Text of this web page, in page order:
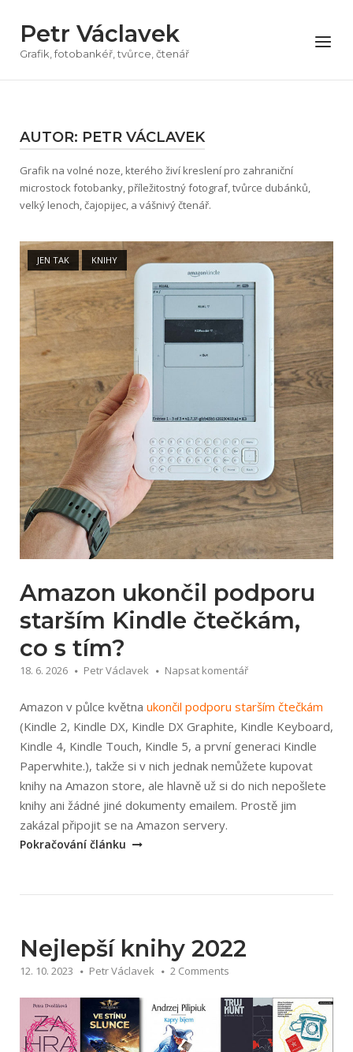
obsah
Petr Václavek
Grafik, fotobankéř, tvůrce, čtenář
Menu
AUTOR: PETR VÁCLAVEK
Grafik na volné noze, kterého živí kreslení pro zahraniční
microstock fotobanky, příležitostný fotograf, tvůrce dubánků,
velký lenoch, čajopijec, a vášnivý čtenář.
JEN TAK KNIHY
Open post
Amazon ukončil podporu
starším Kindle čtečkám,
co s tím?
18. 6. 2026 Petr Václavek Napsat komentář
Amazon v půlce května ukončil podporu starším čtečkám
(Kindle 2, Kindle DX, Kindle DX Graphite, Kindle Keyboard,
Kindle 4, Kindle Touch, Kindle 5, a první generaci Kindle
Paperwhite.), takže si v nich jednak nemůžete kupovat
knihy na Amazon store, ale hlavně už si do nich nepošlete
knihy ani žádné jiné dokumenty emailem. Prostě jim
zakázal připojit se na Amazon servery.
co
s
Pokračování článku
Nejlepší knihy 2022
12. 10. 2023 Petr Václavek 2 Comments